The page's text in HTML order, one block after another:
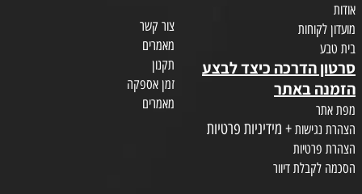
אודות
מועדון לקוחות
בית טבע
סרטון הדרכה כיצד לבצע
הזמנה באתר
מפת אתר
הצהרת נגישות + מידיניות פרטיות
הצהרת פרטיות
הסכמה לקבלת דיוור
צור קשר
מאמרים
תקנון
זמן אספקה
מאמרים